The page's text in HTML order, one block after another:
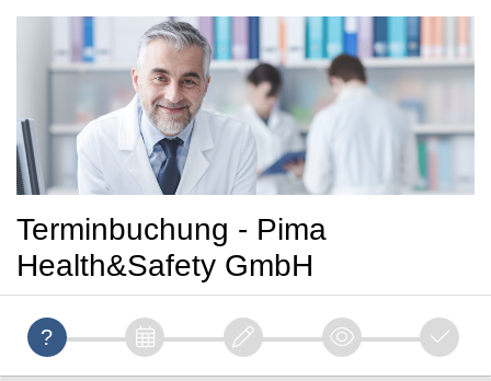
Terminbuchung - Pima
Health&Safety GmbH